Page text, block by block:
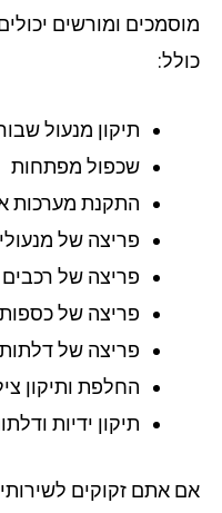
ומורשים יכולים
תיקון מנעול שבור
שכפול מפתחות
התקנת מערכות
פריצה של מנעולים
פריצה של רכבים
פריצה של כספות
פריצה של דלתות
החלפת ותיקון
תיקון ידיות ודלתות
אתם זקוקים לשירותי